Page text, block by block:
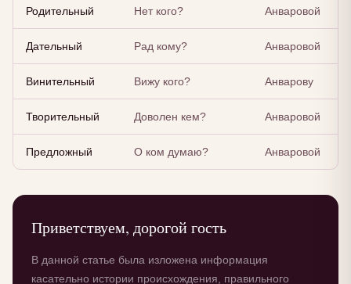
Родительный Нет кого? Анваровой
Дательный Рад кому? Анваровой
Винительный Вижу кого? Анварову
Творительный Доволен кем? Анваровой
Предложный О ком думаю? Анваровой
Приветствуем, дорогой гость
В данной статье была изложена информация
касательно истории происхождения, правильного